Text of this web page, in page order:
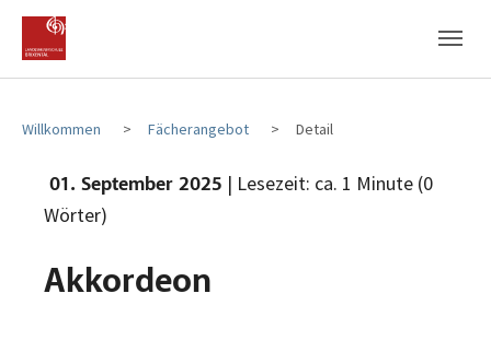
Zum Hauptinhalt
Zum Fußbereich
Willkommen Fächerangebot Detail
01. September 2025 | Lesezeit: ca. 1 Minute (0
Wörter)
Akkordeon